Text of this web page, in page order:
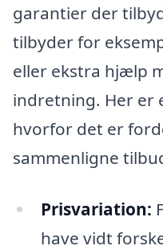
garantier der
tilbyder for
eller ekstra hjælp
indretning. Her er
hvorfor det er
sammenligne
Prisvariation:
have vidt